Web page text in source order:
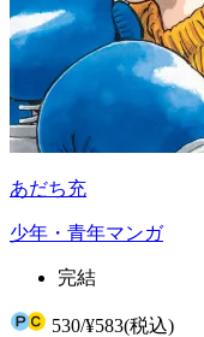
あだち充
少年・青年マンガ
完結
530/¥583(税込)